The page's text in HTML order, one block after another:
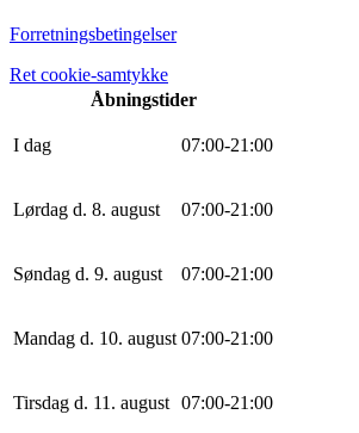
Forretningsbetingelser
Ret cookie-samtykke
Åbningstider
I dag 07:00-21 :00
Lørdag d. 8. august 07:00-21 :00
Søndag d. 9. august 07:00-21 :00
Mandag d. 10. august 07:00-21 :00
Tirsdag d. 11. august 07:00-21 :00